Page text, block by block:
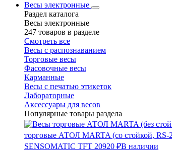
Весы электронные
Раздел каталога
Весы электронные
247 товаров в разделе
Смотреть все
Весы с распознаванием
Торговые весы
Фасовочные весы
Карманные
Весы с печатью этикеток
Лабораторные
Аксессуары для весов
Популярные товары раздела
торговые АТОЛ MARTA (со стойкой, RS-
SENSOMATIC TFT 20920 ₽В наличии